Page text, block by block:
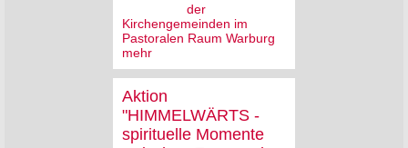
der
Kirchengemeinden im
Pastoralen Raum Warburg
mehr
Aktion
"HIMMELWÄRTS -
spirituelle Momente